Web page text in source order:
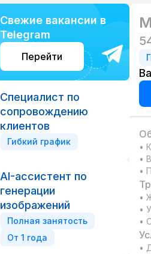
Свежие вакансии в
Telegram
Перейти
Специалист по
сопровождению
клиентов
Гибкий график
AI-ассистент по
генерации
изображений
Полная занятость
От 1 года
•
•
•
•
•
•
•